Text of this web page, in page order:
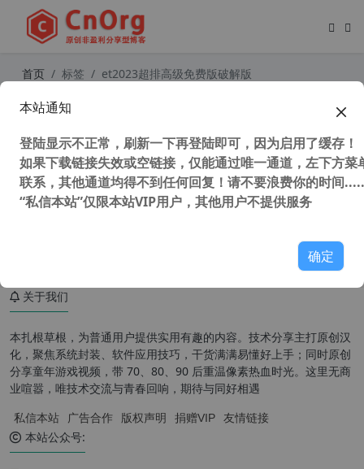
首页 标签 et2023超排高级免费版破解版
关于我们
本扎根草根，为普通用户提供实用有趣的内容。技术分享主打原创汉
化，聚焦系统封装、软件应用技巧，干货满满易懂好上手；同时原创
分享童年游戏视频，带 70、80、90 后重温像素热血时光。这里无商
业喧嚣，唯技术交流与青春回响，期待与同好相遇
私信本站 广告合作 版权声明 捐赠VIP 友情链接
本站公众号:
本站通知
登陆显示不正常，刷新一下再登陆即可，因为启用了缓存！
如果下载链接失效或空链接，仅能通过唯一通道，左下方菜
联系，其他通道均得不到任何回复！请不要浪费你的时间
“私信本站”仅限本站VIP用户，其他用户不提供服务
确定